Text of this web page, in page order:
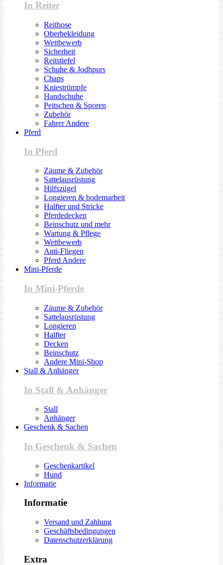
In Reiter
Reithose
Oberbekleidung
Wettbewerb
Sicherheit
Reitstiefel
Schuhe & Jodhpurs
Chaps
Kniestrümpfe
Handschuhe
Peitschen & Sporen
Zubehör
Fahrer Andere
Pferd
In Pferd
Zäume & Zubehör
Sattelausrüstung
Hilfszügel
Longieren & bodemarbeit
Halfter und Stricke
Pferdedecken
Beinschutz und mehr
Wartung & Pflege
Wettbewerb
Anti-Fliegen
Pferd Andere
Mini-Pferde
In Mini-Pferde
Zäume & Zubehör
Sattelausrüstung
Longieren
Halfter
Decken
Beinschutz
Andere Mini-Shop
Stall & Anhänger
In Stall & Anhänger
Stall
Anhänger
Geschenk & Sachen
In Geschenk & Sachen
Geschenkartikel
Hund
Informatie
Informatie
Versand und Zahlung
Geschäftsbedingungen
Datenschutzerklärung
Extra